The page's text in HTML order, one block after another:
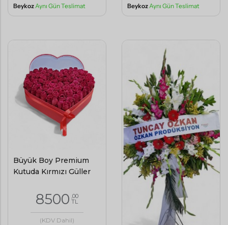
Beykoz Aynı Gün Teslimat Beykoz Aynı Gün Teslimat
Büyük Boy Premium
Kutuda Kırmızı Güller
8500 ,00
TL
(KDV Dahil)